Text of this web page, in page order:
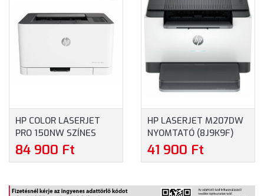
HP COLOR LASERJET
PRO 150NW SZÍNES
LÉZER NYOMTATÓ
(4ZB95A)
84 900 Ft
HP LASERJET M207DW
NYOMTATÓ (8J9K9F)
41 900 Ft